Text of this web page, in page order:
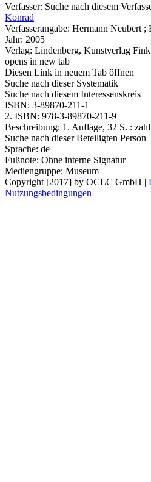
Verfasser: Suche nach diesem
Konrad
Verfasserangabe: Hermann Neubert ;
Jahr: 2005
Verlag: Lindenberg, Kunstverlag Fink
opens in new tab
Diesen Link in neuem Tab öffnen
Suche nach dieser Systematik
Suche nach diesem Interessenskreis
ISBN: 3-89870-211-1
2. ISBN: 978-3-89870-211-9
Beschreibung: 1. Auflage, 32 S. :
Suche nach dieser Beteiligten Person
Sprache: de
Fußnote: Ohne interne Signatur
Mediengruppe: Museum
Copyright [2017] by OCLC GmbH |
Nutzungsbedingungen